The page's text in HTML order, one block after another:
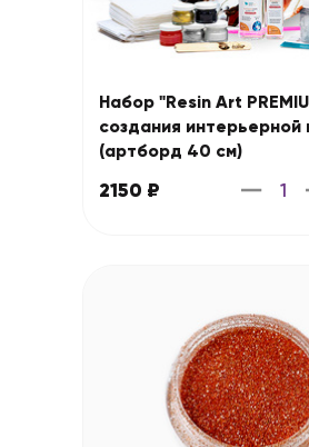
Набор "Resin Art
создания интерьерной
(артборд 40 см)
2150 ₽